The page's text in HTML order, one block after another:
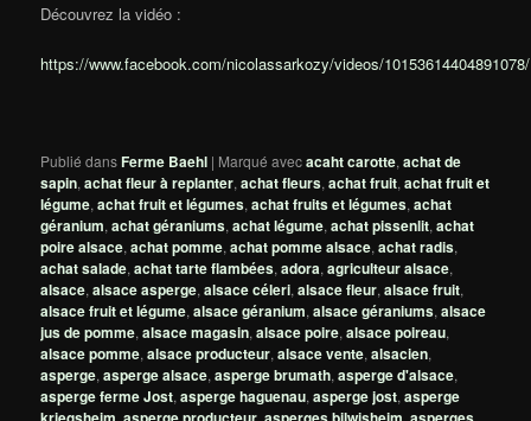
Découvrez la vidéo :
https://www.facebook.com/nicolassarkozy/videos/10153614404891078/
Publié dansFerme Baehl | Marqué avecacaht carotte,achat de
sapin,achat fleur à replanter,achat fleurs,achat fruit,achat fruit et
légume,achat fruit et légumes,achat fruits et légumes,achat
géranium,achat géraniums,achat légume,achat pissenlit,achat
poire alsace,achat pomme,achat pomme alsace,achat radis,
achat salade,achat tarte flambées,adora,agriculteur alsace,
alsace,alsace asperge,alsace céleri,alsace fleur,alsace fruit,
alsace fruit et légume,alsace géranium,alsace géraniums,alsace
jus de pomme,alsace magasin,alsace poire,alsace poireau,
alsace pomme,alsace producteur,alsace vente,alsacien,
asperge,asperge alsace,asperge brumath,asperge d'alsace,
asperge ferme Jost,asperge haguenau,asperge jost,asperge